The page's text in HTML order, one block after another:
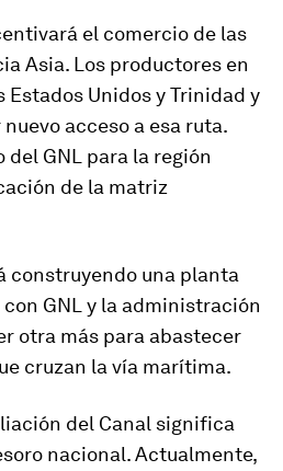
el comercio de las
Asia. Los productores en
Unidos y Trinidad y
acceso a esa ruta.
GNL para la región
de la matriz
construyendo una planta
GNL y la administración
otra más para abastecer
cruzan la vía marítima.
del Canal significa
nacional. Actualmente,